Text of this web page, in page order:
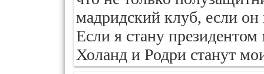
мадридский клуб, если
Если я стану
Холанд и Родри станут